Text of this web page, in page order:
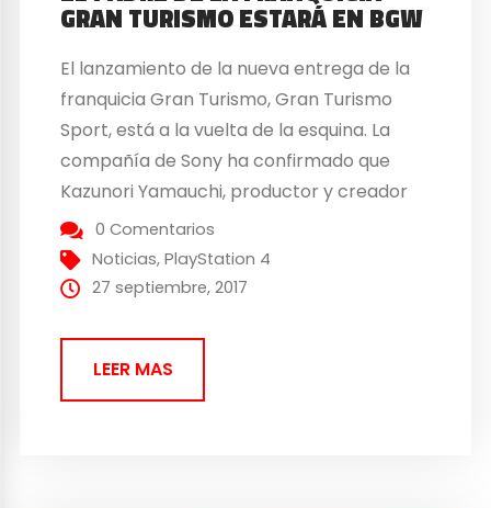
GRAN TURISMO ESTARÁ EN BGW
El lanzamiento de la nueva entrega de la
franquicia Gran Turismo, Gran Turismo
Sport, está a la vuelta de la esquina. La
compañía de Sony ha confirmado que
Kazunori Yamauchi, productor y creador
de la saga, va a estar presente en la
Barcelona Games World a través de una
nota de prensa. Hay que recordar...
0 Comentarios
Noticias,PlayStation 4
27 septiembre, 2017
LEER MAS